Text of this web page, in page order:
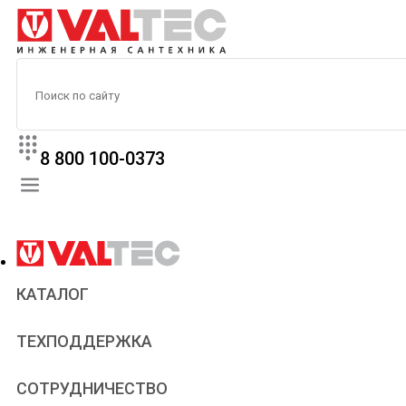
8 800 100-0373
КАТАЛОГ
ТЕХПОДДЕРЖКА
Паспорта и сертификаты
Статьи
СОТРУДНИЧЕСТВО
Сантехникам